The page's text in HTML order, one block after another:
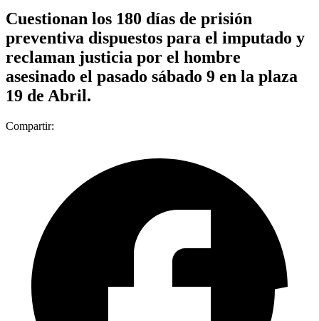
Cuestionan los 180 días de prisión
preventiva dispuestos para el imputado y
reclaman justicia por el hombre
asesinado el pasado sábado 9 en la plaza
19 de Abril.
Compartir: